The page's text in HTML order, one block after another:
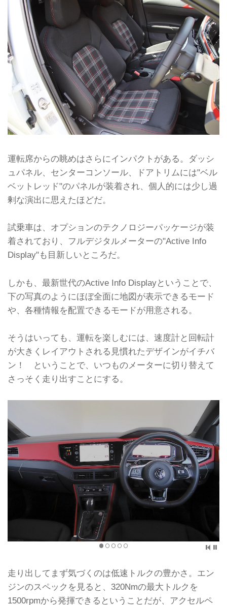
運転席からの眺めはさらにインパクトがある。ダッシ
ュパネル、センターコンソール、ドアトリムには"ベル
ベットレッド"のパネルが装着され、個人的には少し過
剰な演出に思えたほどだ。
試乗車は、オプションのテクノロジーパッケージが装
着されており、フルデジタルメーターの"Active Info
Display"も目新しいところだ。
しかも、最新世代のActive Info Displayということで、
下の写真のようにほぼ全面に地図が表示できるモード
や、各種情報を配置できるモードが用意される。
そうはいっても、運転を楽しむには、速度計と回転計
が大きくレイアウトされる見慣れたデザインがイチバ
ン！ ということで、いつものメーターに切り替えて
さっそく走り出すことにする。
走り出してまず気づくのは低速トルクの豊かさ。エン
ジンのスペックを見ると、320Nmの最大トルクを
1500rpmから発揮できるということだが、アクセルペ